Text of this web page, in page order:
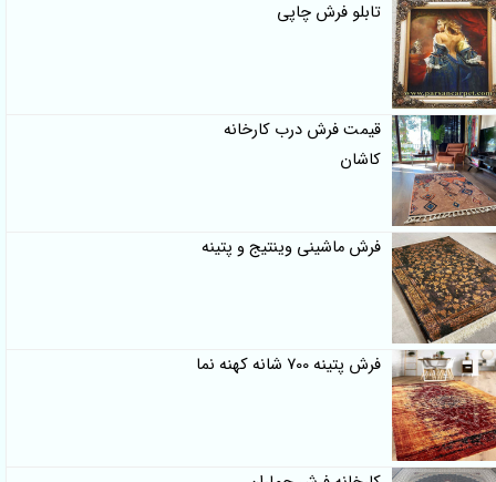
تابلو فرش چاپی
قیمت فرش درب کارخانه
کاشان
فرش ماشینی وینتیج و پتینه
فرش پتینه 700 شانه کهنه نما